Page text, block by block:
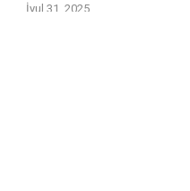
İyul 31, 2025